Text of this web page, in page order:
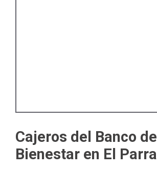
Cajeros del Banco del
Bienestar en El Parral